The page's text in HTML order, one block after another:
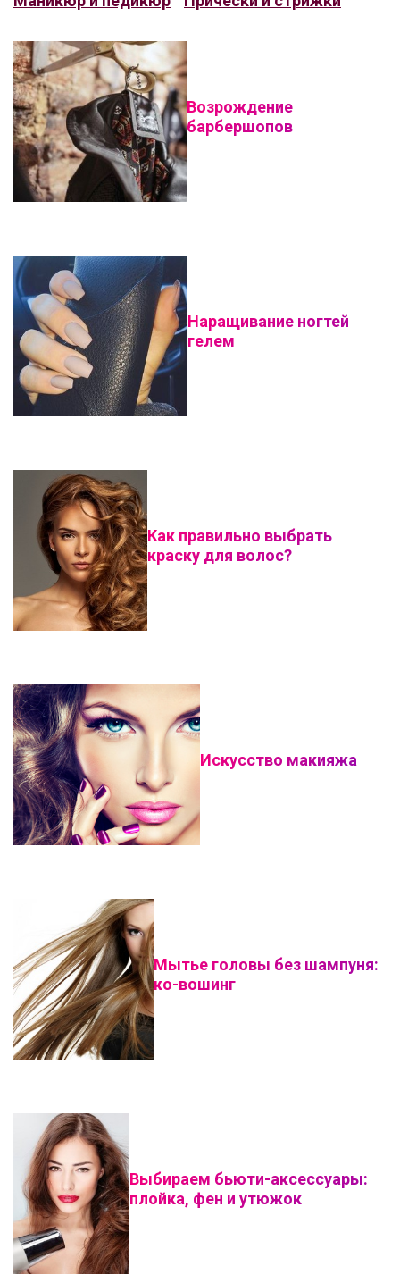
Возрождение
барбершопов
Наращивание ногтей
гелем
Как правильно выбрать
краску для волос?
Искусство макияжа
Мытье головы без шампуня:
ко-вошинг
Выбираем бьюти-аксессуары:
плойка, фен и утюжок